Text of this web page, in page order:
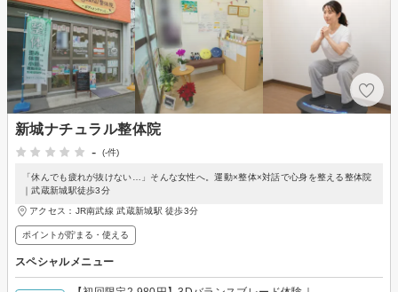
新城ナチュラル整体院
-
(-件)
「休んでも疲れが抜けない…」そんな女性へ。運動×整体×対話で心身を整える整体院
｜武蔵新城駅徒歩3分
アクセス：JR南武線 武蔵新城駅 徒歩3分
ポイントが貯まる・使える
スペシャルメニュー